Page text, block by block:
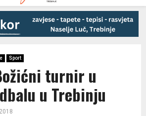
Sport
turnir u
u Trebinju